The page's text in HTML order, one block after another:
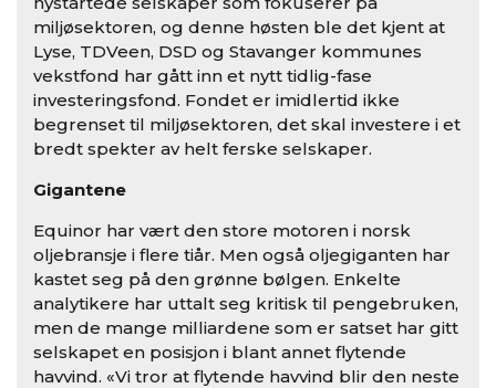
miljøsektoren, og denne høsten ble det kjent at
Lyse, TDVeen, DSD og Stavanger kommunes
vekstfond har gått inn et nytt tidlig-fase
investeringsfond. Fondet er imidlertid ikke
begrenset til miljøsektoren, det skal investere i et
bredt spekter av helt ferske selskaper.
Gigantene
Equinor har vært den store motoren i norsk
oljebransje i flere tiår. Men også oljegiganten har
kastet seg på den grønne bølgen. Enkelte
analytikere har uttalt seg kritisk til pengebruken,
men de mange milliardene som er satset har gitt
selskapet en posisjon i blant annet flytende
havvind. «Vi tror at flytende havvind blir den neste